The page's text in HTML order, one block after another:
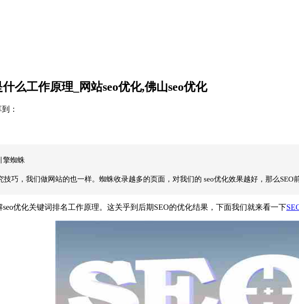
么工作原理_网站seo优化,佛山seo优化
：
擎蜘蛛
巧，我们做网站的也一样。蜘蛛收录越多的页面，对我们的 seo优化效果越好，那么SEO
优化关键词排名工作原理。这关乎到后期SEO的优化结果，下面我们就来看一下